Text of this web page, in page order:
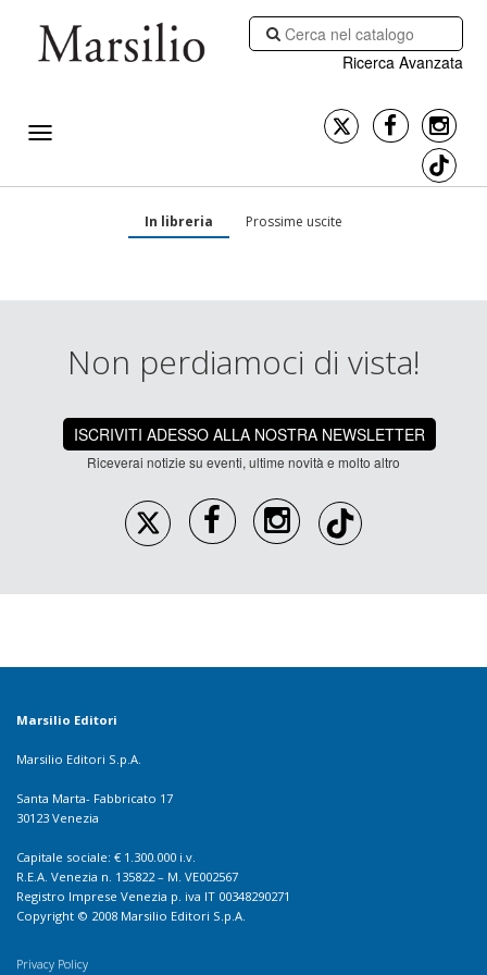
Ricerca Avanzata
In libreria Prossime uscite
Non perdiamoci di vista!
ISCRIVITI ADESSO ALLA NOSTRA NEWSLETTER
Riceverai notizie su eventi, ultime novità e molto altro
Marsilio Editori
Marsilio Editori S.p.A.
Santa Marta- Fabbricato 17
30123 Venezia
Capitale sociale: € 1.300.000 i.v.
R.E.A. Venezia n. 135822 – M. VE002567
Registro Imprese Venezia p. iva IT 00348290271
Copyright © 2008 Marsilio Editori S.p.A.
Privacy Policy